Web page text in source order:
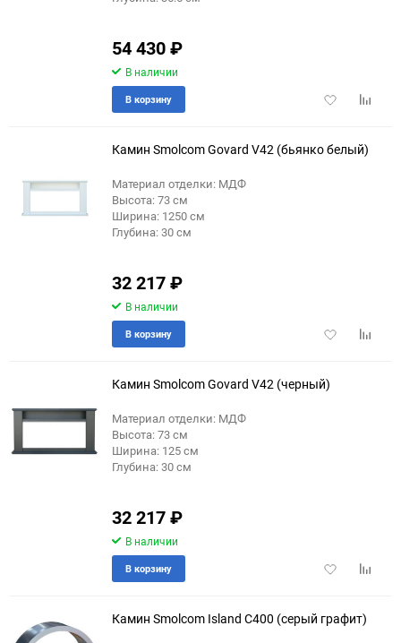
54 430₽
В наличии
Добавить
В корзину
Камин Smolcom Govard V42 (бьянко белый)
Материал отделки: МДФ
Высота: 73 см
Ширина: 1250 см
Глубина: 30 см
32 217₽
В наличии
Добавить
В корзину
Камин Smolcom Govard V42 (черный)
Материал отделки: МДФ
Высота: 73 см
Ширина: 125 см
Глубина: 30 см
32 217₽
В наличии
Добавить
В корзину
Камин Smolcom Island C400 (серый графит)